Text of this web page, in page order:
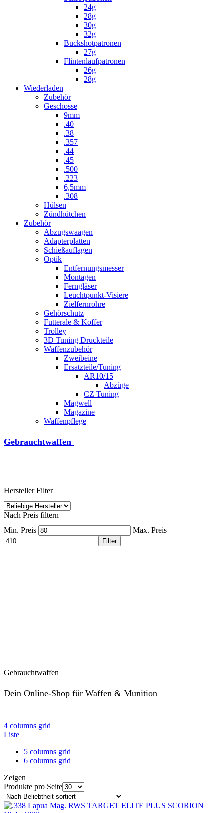
24g
28g
30g
32g
Buckshotpatronen
27g
Flintenlaufpatronen
26g
28g
Wiederladen
Zubehör
Geschosse
9mm
.40
.38
.357
.44
.45
.500
.223
6,5mm
.308
Hülsen
Zündhütchen
Zubehör
Abzugswaagen
Adapterplatten
Schießauflagen
Optik
Entfernungsmesser
Montagen
Ferngläser
Leuchtpunkt-Visiere
Zielfernrohre
Gehörschutz
Futterale & Koffer
Trolley
3D Tuning Druckteile
Waffenzubehör
Zweibeine
Ersatzteile/Tuning
AR10/15
Abzüge
CZ Tuning
Magwell
Magazine
Waffenpflege
Gebrauchtwaffen
Hersteller Filter
Nach Preis filtern
Min. Preis
Max. Preis
Filter
Gebrauchtwaffen
Dein Online-Shop für Waffen & Munition
4 columns grid
Liste
5 columns grid
6 columns grid
Zeigen
Produkte pro Seite